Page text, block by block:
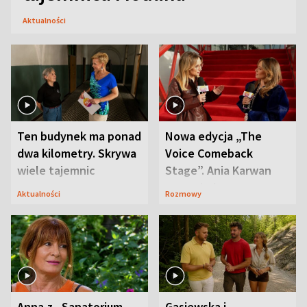
Aktualności
Ten budynek ma ponad
dwa kilometry. Skrywa
wiele tajemnic
Aktualności
Nowa edycja „The
Voice Comeback
Stage”. Ania Karwan
zapowiada
Rozmowy